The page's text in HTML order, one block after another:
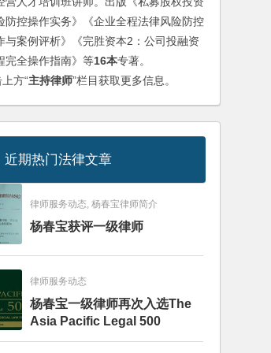
防控操作实务》《企业全程法律风险防控
与案例评析》《完胜资本2：公司投融资
完全操作指南》等16本专著。
方“主持律师”栏目获取更多信息。
近期热门法律文章
律师服务动态, 杨春宝律师简介
杨春宝获评一级律师
律师服务动态
杨春宝一级律师再次入选The
Asia Pacific Legal 500